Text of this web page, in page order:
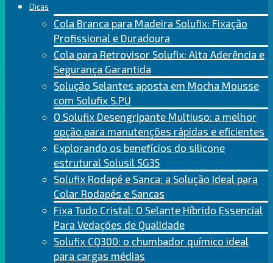
Dicas
Cola Branca para Madeira Solufix: Fixação
Profissional e Duradoura
Cola para Retrovisor Solufix: Alta Aderência e
Segurança Garantida
Solução Selantes aposta em Mocha Mousse
com Solufix S.PU
O Solufix Desengripante Multiuso: a melhor
opção para manutenções rápidas e eficientes
Explorando os benefícios do silicone
estrutural Solusil SG35
Solufix Rodapé e Sanca: a Solução Ideal para
Colar Rodapés e Sancas
Fixa Tudo Cristal: O Selante Híbrido Essencial
Para Vedações de Qualidade
Solufix CQ300: o chumbador químico ideal
para cargas médias